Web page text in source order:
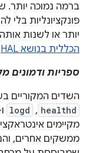
פונקציונליות
יותר או לשנות
הכללית בנושא HAL
ספריות ודמונים
השדים המקוריים
healthd
,‏
logd
מקיימים